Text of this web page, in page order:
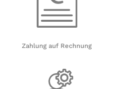
Zahlung auf Rechnung